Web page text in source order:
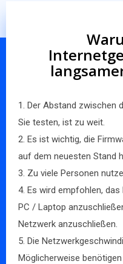
1. Der Abstand zwischen
Sie testen, ist zu weit.
2. Es ist wichtig, die
auf dem neuesten Stand
3. Zu viele Personen
4. Es wird empfohlen,
PC / Laptop
Netzwerk anzuschließen.
5. Die
Möglicherweise benötigen